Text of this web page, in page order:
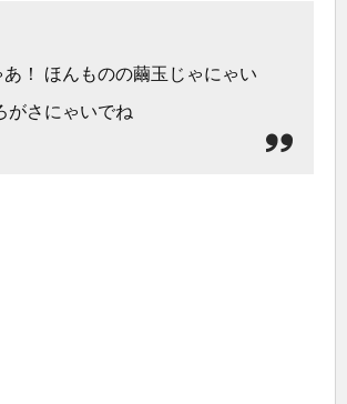
！ ほんものの繭玉じゃにゃい
がさにゃいでね